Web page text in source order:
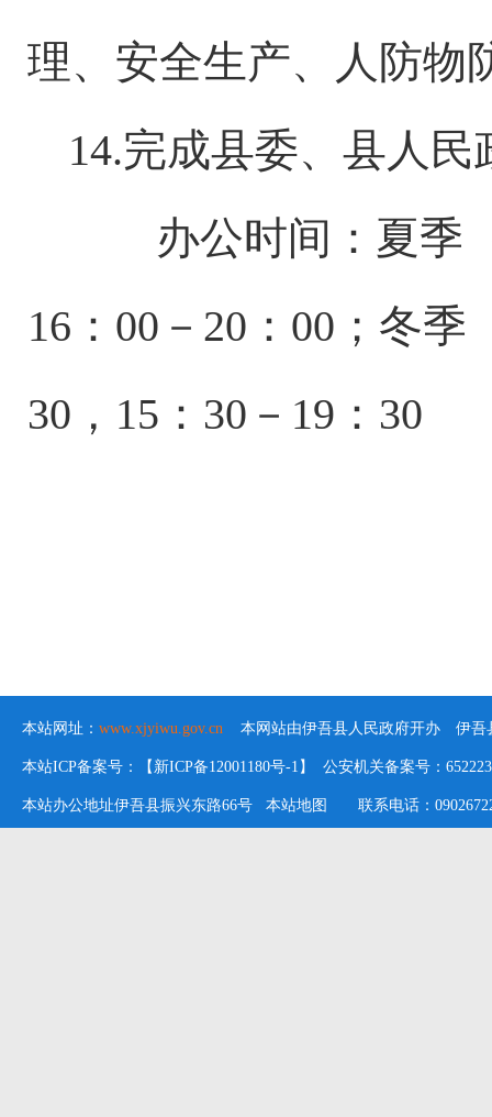
理、安全生产、人防物
14.完成县委、县人
办公时间： 夏季
16：00－20：00；冬季
30，15：30－19：30
本站网址： www.xjyiwu.gov.cn 本网站由伊吾县人民政府开办 伊吾
本站ICP备案号：【新ICP备12001180号-1】 公安机关备案号：
本站办公地址伊吾县振兴东路66号 本站地图 联系电话：